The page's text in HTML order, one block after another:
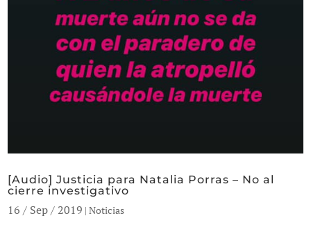
[Audio] Justicia para Natalia Porras – No al
cierre investigativo
16 / Sep / 2019 |Noticias